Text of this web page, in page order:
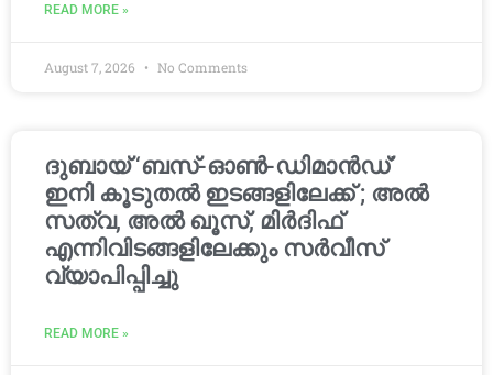
READ MORE »
August 7, 2026 No Comments
ദുബായ് ‘ബസ്-ഓൺ-ഡിമാൻഡ്’
ഇനി കൂടുതൽ ഇടങ്ങളിലേക്ക് ; അൽ
സത്വ, അൽ ഖൂസ്, മിർദിഫ്
എന്നിവിടങ്ങളിലേക്കും സർവീസ്
വ്യാപിപ്പിച്ചു
READ MORE »